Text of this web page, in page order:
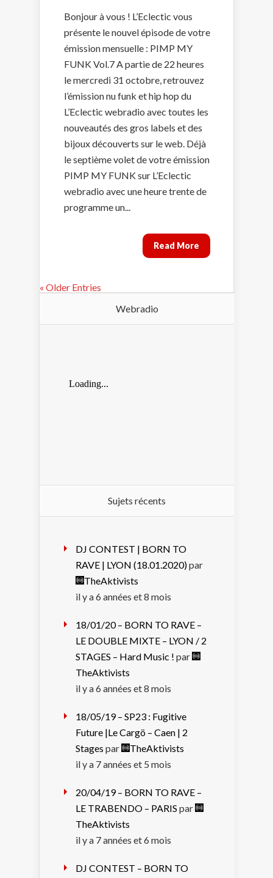
Bonjour à vous ! L’Eclectic vous
présente le nouvel épisode de votre
émission mensuelle : PIMP MY
FUNK Vol.7 A partie de 22 heures
le mercredi 31 octobre, retrouvez
l’émission nu funk et hip hop du
L’Eclectic webradio avec toutes les
nouveautés des gros labels et des
bijoux découverts sur le web. Déjà
le septième volet de votre émission
PIMP MY FUNK sur L’Eclectic
webradio avec une heure trente de
programme un...
Read More
« Older Entries
Webradio
Sujets récents
DJ CONTEST | BORN TO
RAVE | LYON (18.01.2020)par
TheAktivists
il y a 6 années et 8 mois
18/01/20 – BORN TO RAVE –
LE DOUBLE MIXTE – LYON / 2
STAGES – Hard Music ! par
TheAktivists
il y a 6 années et 8 mois
18/05/19 – SP23 : Fugitive
Future |Le Cargö – Caen | 2
Stages par
TheAktivists
il y a 7 années et 5 mois
20/04/19 – BORN TO RAVE –
LE TRABENDO – PARIS par
TheAktivists
il y a 7 années et 6 mois
DJ CONTEST – BORN TO